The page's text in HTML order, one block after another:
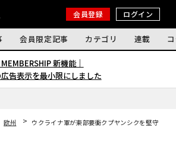
会員登録 ログイン
会員限定記事 カテゴリ 連載
新機能｜
告表示を最小限にしました
欧州
ウクライナ軍が東部要衝クプヤンシクを堅守 ロ